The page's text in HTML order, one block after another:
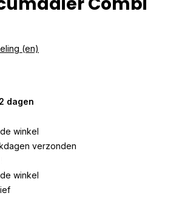
(en)
dagen
winkel
verzonden
winkel